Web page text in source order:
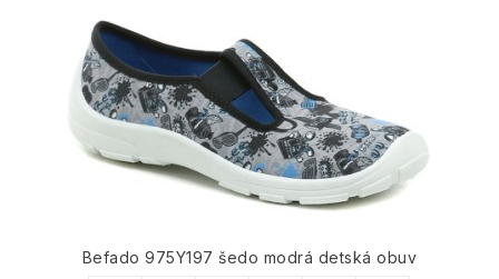
Befado 975Y197 šedo modrá detská obuv